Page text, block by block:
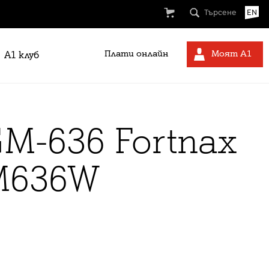
Търсене EN
A1 клуб Плати онлайн Моят А1
636 Fortnax